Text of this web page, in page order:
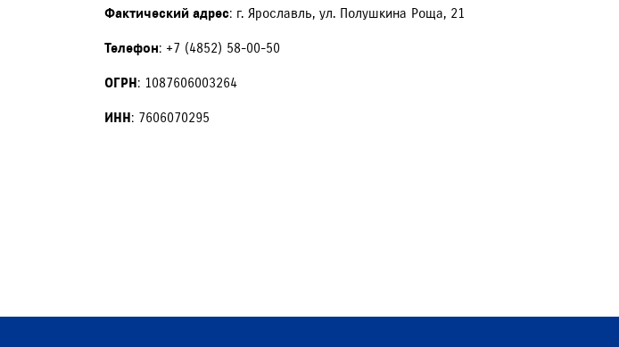
4,9 л/100 км
привод
2WD, ALLGRIP 4WD
ГАРАНТИЙНОЕ ОБСЛУЖИВАНИЕ
ПОМОЩЬ НА ДОРОГЕ
КУЗОВНЫЕ ЗАПЧАСТИ И
Фактический адрес: г. Ярославль, ул. Полушкина Роща, 21
Телефон: +7 (4852) 58-00-50
ОГРН: 1087606003264
ИНН: 7606070295